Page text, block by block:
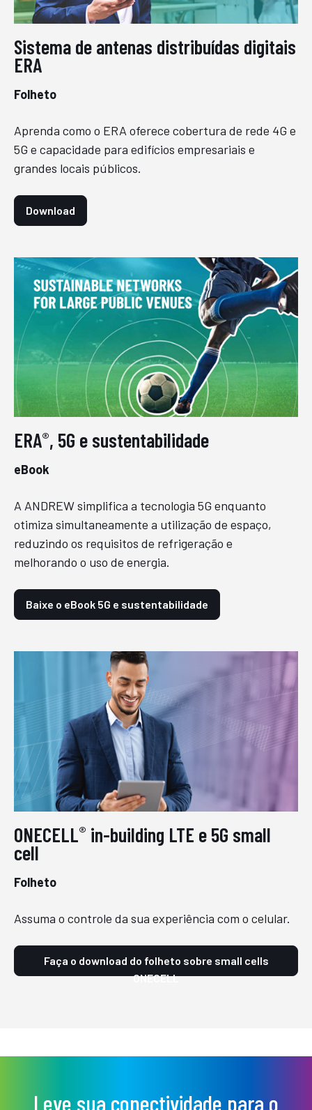
Sistema de antenas distribuídas digitais
ERA
Folheto
Aprenda como o ERA oferece cobertura de rede 4G e
5G e capacidade para edifícios empresariais e
grandes locais públicos.
Download
ERA®, 5G e sustentabilidade
eBook
A ANDREW simplifica a tecnologia 5G enquanto
otimiza simultaneamente a utilização de espaço,
reduzindo os requisitos de refrigeração e
melhorando o uso de energia.
Baixe o eBook 5G e sustentabilidade
ONECELL® in-building LTE e 5G small
cell
Folheto
Assuma o controle da sua experiência com o celular.
Faça o download do folheto sobre small cells
ONECELL
Leve sua conectividade para o